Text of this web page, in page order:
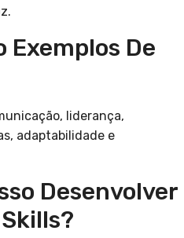
Exemplos De
liderança,
adaptabilidade e
Desenvolver